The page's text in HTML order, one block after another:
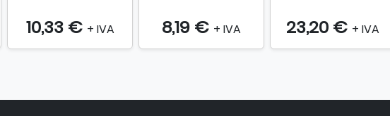
10,33 € + IVA 8,19 € + IVA 23,20 € + IVA